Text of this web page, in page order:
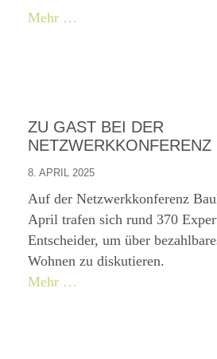
Mehr …
ZU GAST BEI DER
NETZWERKKONFERENZ
8. APRIL 2025
Auf der Netzwerkkonferenz
April trafen sich rund 370
Entscheider, um über
Wohnen zu diskutieren.
Mehr …